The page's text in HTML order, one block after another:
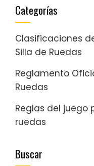
Categorías
Clasificaciones
Silla de Ruedas
Reglamento
Ruedas
Reglas del juego
ruedas
Buscar